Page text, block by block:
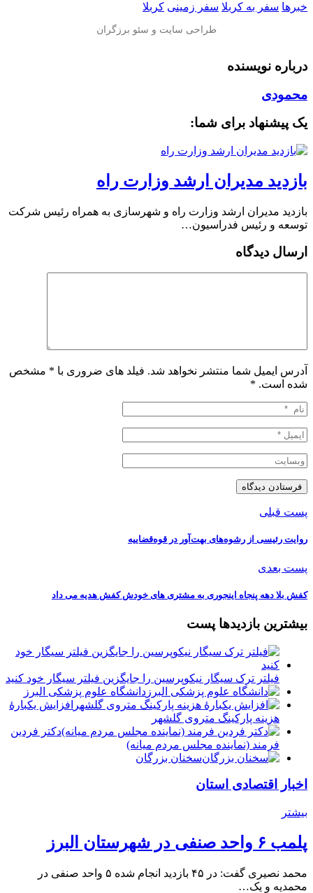
خبرها سفر به کربلا سفر زمینی کربلا
درباره نویسنده
محمودی
یک پیشنهاد برای شما:
بازدید مدیران ارشد وزارت راه
بازدید مدیران ارشد وزارت راه و شهرسازی به همراه رئیس شرکت
توسعه و رئیس فدراسیون…
ارسال دیدگاه
آدرس ایمیل شما منتشر نخواهد شد. فیلد های ضروری با * مشخص
شده است. *
پست قبلی
روایت رئیسی از رشوه‌های بهت‌آور در قوه‌قضاییه
پست بعدی
‏کفش بلا دهه پنجاه اینجوری به مشتری های خودش کفش هدیه می داد
بیشترین بازدیدها پست
فیلتر ترک سیگار نیکوپرسین را جایگزین فیلتر سیگار خود کنید
دانشگاه علوم پزشکی البرز
افزایش یکبارۀ
هزینه پارکینگ متروی گلشهر
دكتر فردين
فرمند (نماينده مجلس مردم میانه)
سخنان بزرگان
اخبار اقتصادی استان
بیشتر
پلمب ۶ واحد صنفی در شهرستان البرز
محمد نصیری گفت: در ۴۵ بازدید انجام شده ۵ واحد صنفی در
محمدیه و یک…